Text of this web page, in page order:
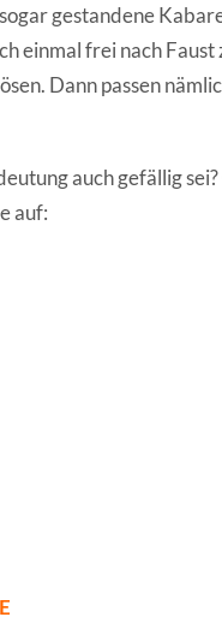
gestandene
einmal frei nach Faust
Dann passen
auch gefällig
auf: